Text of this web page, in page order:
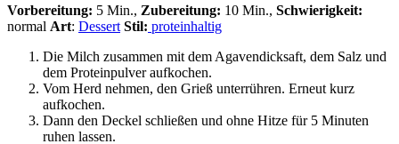
Vorbereitung: 5 Min., Zubereitung: 10 Min., Schwierigkeit:
normal Art: DessertStil: proteinhaltig
Die Milch zusammen mit dem Agavendicksaft, dem Salz und
dem Proteinpulver aufkochen.
Vom Herd nehmen, den Grieß unterrühren. Erneut kurz
aufkochen.
Dann den Deckel schließen und ohne Hitze für 5 Minuten
ruhen lassen.